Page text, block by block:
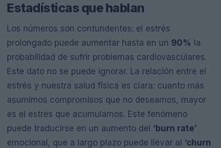
Estadísticas que hablan
Los números son contundentes: el estrés
prolongado puede aumentar hasta en un 90% la
probabilidad de sufrir problemas cardiovasculares.
Este dato no se puede ignorar. La relación entre el
estrés y nuestra salud física es clara: cuanto más
asumimos compromisos que no deseamos, mayor
es el estrés que acumulamos. Este fenómeno
puede traducirse en un aumento del ‘burn rate’
emocional, que a largo plazo puede llevar al ‘churn